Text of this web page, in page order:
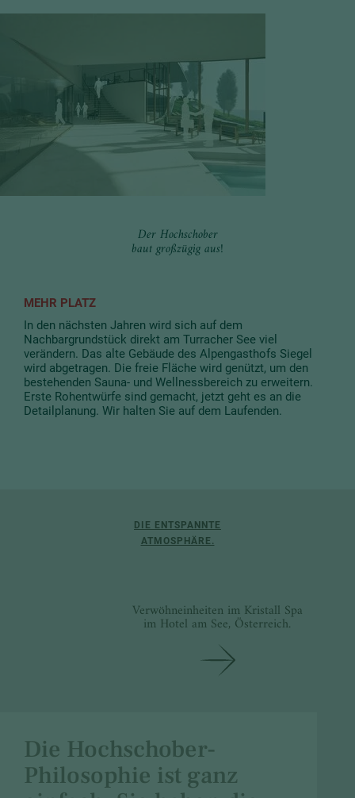
Der Hochschober
baut großzügig aus!
MEHR PLATZ
In den nächsten Jahren wird sich auf dem
Nachbargrundstück direkt am Turracher See viel
verändern. Das alte Gebäude des Alpengasthofs Siegel
wird abgetragen. Die freie Fläche wird genützt, um den
bestehenden Sauna- und Wellnessbereich zu erweitern.
Erste Rohentwürfe sind gemacht, jetzt geht es an die
Detailplanung. Wir halten Sie auf dem Laufenden.
DIE ENTSPANNTE
ATMOSPHÄRE.
Verwöhneinheiten im Kristall Spa
im Hotel am See, Österreich.
Die Hochschober-
Philosophie ist ganz